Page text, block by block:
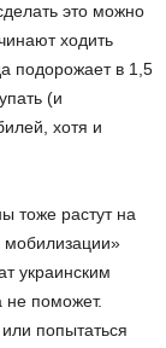
это можно
ходить
подорожает в 1,5
(и
хотя и
тоже растут на
мобилизации»
украинским
не поможет.
попытаться